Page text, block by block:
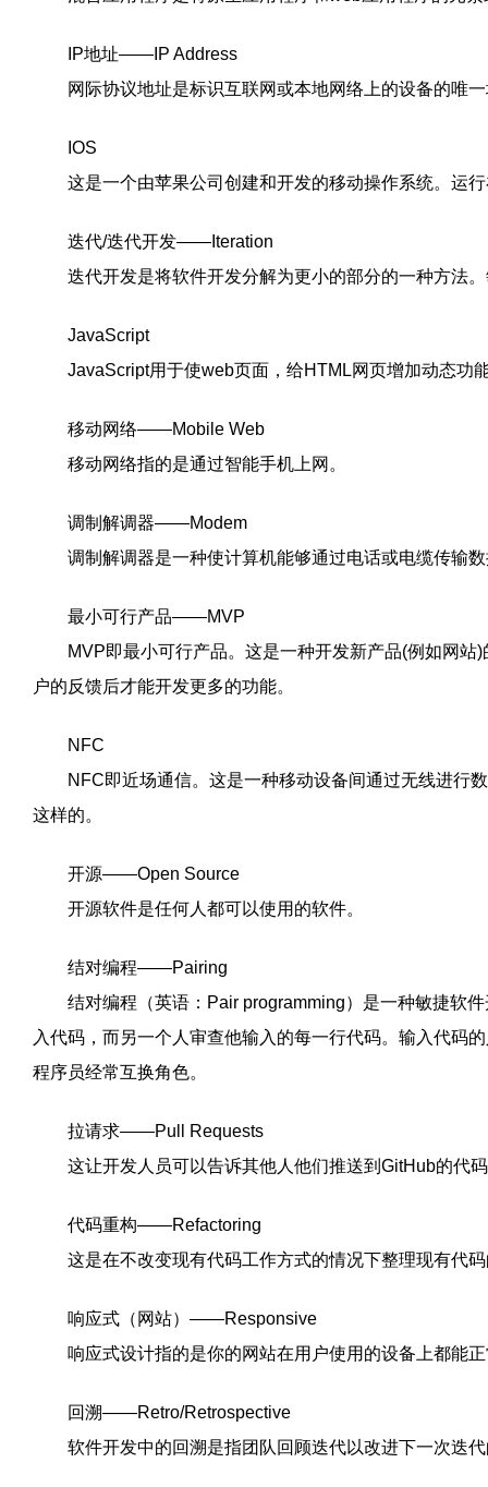
IP地址——IP Address
网际协议地址是标识互联网或本地网络上的设备的唯一
IOS
这是一个由苹果公司创建和开发的移动操作系统。运行
迭代/迭代开发——Iteration
迭代开发是将软件开发分解为更小的部分的一种方法。
JavaScript
JavaScript用于使web页面，给HTML网页增加动态功
移动网络——Mobile Web
移动网络指的是通过智能手机上网。
调制解调器——Modem
调制解调器是一种使计算机能够通过电话或电缆传输数
最小可行产品——MVP
MVP即最小可行产品。这是一种开发新产品(例如网站)
户的反馈后才能开发更多的功能。
NFC
NFC即近场通信。这是一种移动设备间通过无线进行数
这样的。
开源——Open Source
开源软件是任何人都可以使用的软件。
结对编程——Pairing
结对编程（英语：Pair programming）是一种敏捷软件
入代码，而另一个人审查他输入的每一行代码。输入代码
程序员经常互换角色。
拉请求——Pull Requests
这让开发人员可以告诉其他人他们推送到GitHub的代
代码重构——Refactoring
这是在不改变现有代码工作方式的情况下整理现有代码
响应式（网站）——Responsive
响应式设计指的是你的网站在用户使用的设备上都能正
回溯——Retro/Retrospective
软件开发中的回溯是指团队回顾迭代以改进下一次迭代